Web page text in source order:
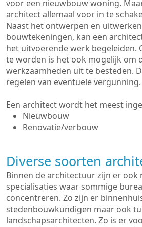
voor een nieuwbouw woning.
architect allemaal voor in te
Naast het ontwerpen en
bouwtekeningen, kan een
het uitvoerende werk begeleiden.
te worden is het ook mogelijk om
werkzaamheden uit te besteden.
regelen van eventuele vergunning.
Een architect wordt het meest
Nieuwbouw
Renovatie/verbouw
Diverse soorten
Binnen de architectuur zijn er ook
specialisaties waar sommige
concentreren. Zo zijn er
stedenbouwkundigen maar ook
landschapsarchitecten. Zo is er